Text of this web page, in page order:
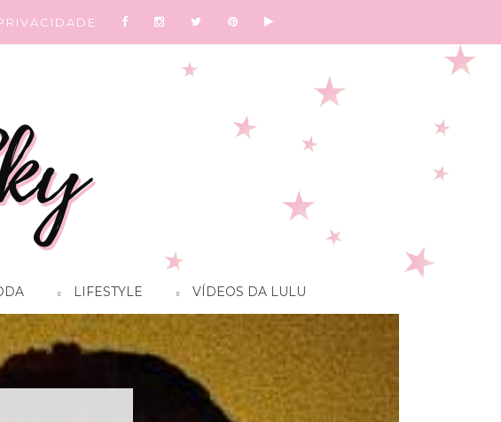
LIFESTYLE VÍDEOS DA LULU